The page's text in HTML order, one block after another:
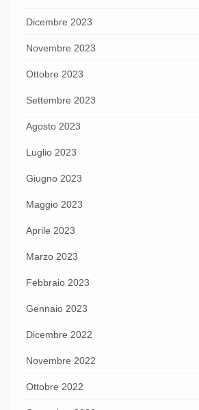
Dicembre 2023
Novembre 2023
Ottobre 2023
Settembre 2023
Agosto 2023
Luglio 2023
Giugno 2023
Maggio 2023
Aprile 2023
Marzo 2023
Febbraio 2023
Gennaio 2023
Dicembre 2022
Novembre 2022
Ottobre 2022